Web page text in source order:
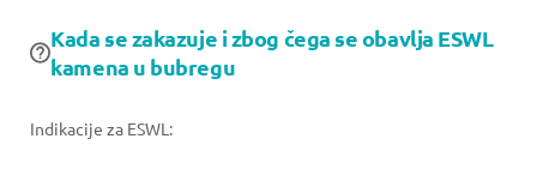
Kada se zakazuje i zbog čega se obavlja ESWL
kamena u bubregu
Indikacije za ESWL: